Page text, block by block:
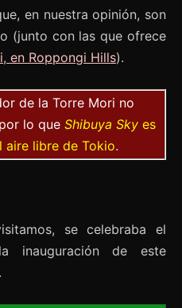
en nuestra opinión, son
(junto con las que ofrece
en Roppongi Hills).
de la Torre Mori no
lo que Shibuya Sky es
aire libre de Tokio.
se celebraba el
inauguración de este